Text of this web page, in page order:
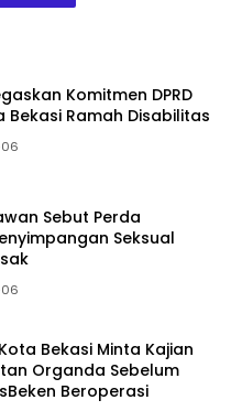
Komitmen DPRD
Bekasi Ramah Disabilitas
Sebut Perda
Seksual
Bekasi Minta Kajian
Organda Sebelum
Beroperasi